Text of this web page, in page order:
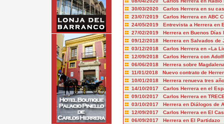
30/03/2020 Carlos Herrera en su
23/07/2019 Carlos Herrera en ABC
24/05/2019 Entrevista a Herrera en
27/02/2019 Herrera en Buenos Días
09/12/2018 Herrera en Salvados de
03/12/2018 Carlos Herrera en «La
12/09/2018 Carlos Herrera con
06/06/2018 Herrera sobre
11/01/2018 Nuevo contrato de
10/01/2018 Herrera renueva tres
14/10/2017 Carlos Herrera en el
09/10/2017 Carlos Herrera en
03/10/2017 Herrera en Diálogos de
12/09/2017 Carlos Herrera en El
06/09/2017 Herrera en El Partidazo